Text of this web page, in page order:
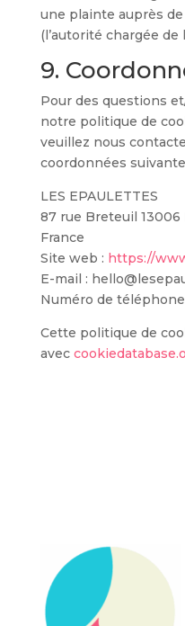
une plainte auprès
(l’autorité chargée
9.
Pour des questions
notre politique de
veuillez nous
coordonnées
LES EPAULETTES
87 rue Breteuil 13006
France
Site web : https://
E-mail :
Numéro de
Cette politique de
avec